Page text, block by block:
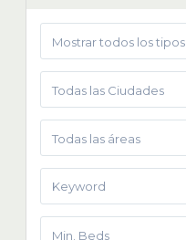
Mostrar todos los tipos
Todas las Ciudades
Todas las áreas
Min. Beds